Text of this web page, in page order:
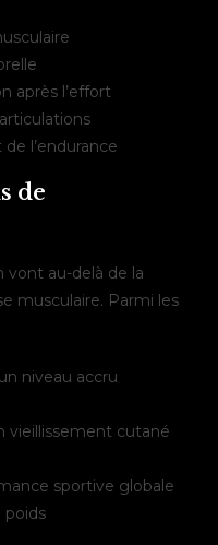
après l’effort
l’endurance
de
vont au-delà de la
musculaire. Parmi les
niveau accru
vieillissement cutané
sportive globale
poids